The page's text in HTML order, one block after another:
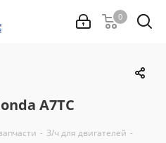
0
A7TC
- З/ч для двигателей -